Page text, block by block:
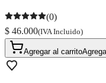
(0)
$ 46.000(IVA Incluido)
Agregar al carrito